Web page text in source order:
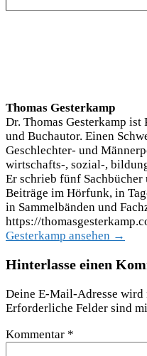
Thomas Gesterkamp
Dr. Thomas Gesterkamp
und Buchautor. Einen
Geschlechter- und
wirtschafts-, sozial-,
Er schrieb fünf
Beiträge im Hörfunk, in
in Sammelbänden und
https://
Gesterkamp ansehen →
Hinterlasse einen
Deine E-Mail-Adresse
Erforderliche Felder sind
Kommentar *